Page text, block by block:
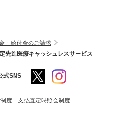
・給付金のご請求
先進医療キャッシュレスサービス
式SNS
度・支払査定時照会制度